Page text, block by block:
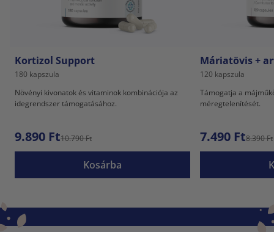
Kortizol Support
180 kapszula
Növényi kivonatok és vitaminok kombinációja az
idegrendszer támogatásához.
9.890 Ft10.790 Ft
Kosárba
Máriatövis +
120 kapszula
Támogatja a
méregtelenítését.
7.490 Ft8.390 Ft